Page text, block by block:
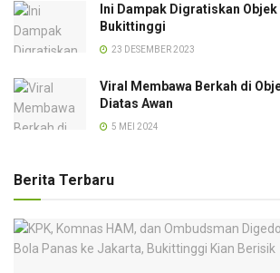
Ini Dampak Digratiskan Objek
Bukittinggi
23 DESEMBER 2023
Viral Membawa Berkah di
Diatas Awan
5 MEI 2024
Berita Terbaru